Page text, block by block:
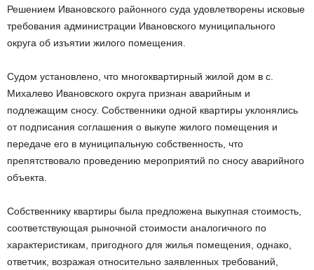
Решением Ивановского районного суда удовлетворены исковые
требования администрации Ивановского муниципального
округа об изъятии жилого помещения.
Судом установлено, что многоквартирный жилой дом в с.
Михалево Ивановского округа признан аварийным и
подлежащим сносу. Собственники одной квартиры уклонялись
от подписания соглашения о выкупе жилого помещения и
передаче его в муниципальную собственность, что
препятствовало проведению мероприятий по сносу аварийного
объекта.
Собственнику квартиры была предложена выкупная стоимость,
соответствующая рыночной стоимости аналогичного по
характеристикам, пригодного для жилья помещения, однако,
ответчик, возражая относительно заявленных требований,